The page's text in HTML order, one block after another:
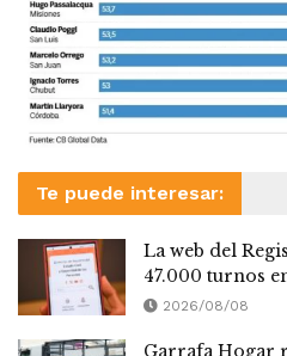
Te puede interesar:
La web del
47.000 turnos
2026/08/08
Garrafa Hogar